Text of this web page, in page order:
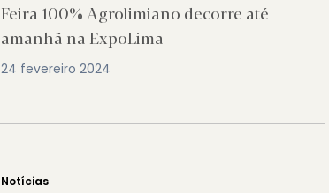
Feira 100% Agrolimiano decorre até
amanhã na ExpoLima
24 fevereiro 2024
Notícias